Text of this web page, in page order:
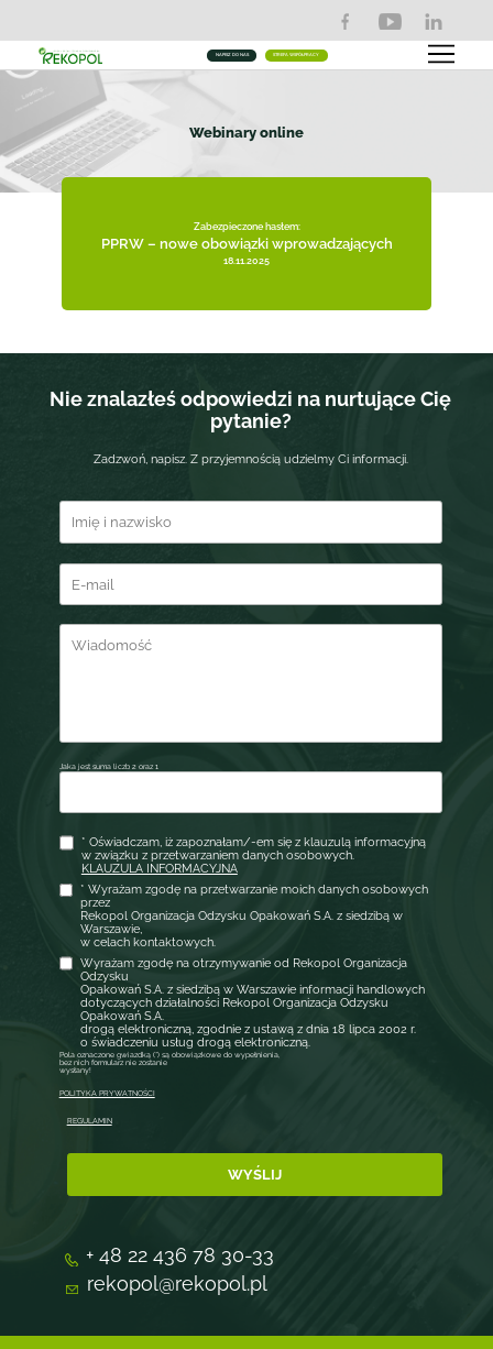
NAPISZ DO NAS STREFA WSPÓŁPRACY
Webinary online
Zabezpieczone hasłem:
PPRW – nowe obowiązki wprowadzających
18.11.2025
Nie znalazłeś odpowiedzi na nurtujące Cię
pytanie?
Zadzwoń, napisz. Z przyjemnością udzielmy Ci informacji.
Jaka jest suma liczb 2 oraz 1
* Oświadczam, iż zapoznałam/-em się z klauzulą informacyjną
w związku z przetwarzaniem danych osobowych.
KLAUZULA INFORMACYJNA
* Wyrażam zgodę na przetwarzanie moich danych osobowych
przez
Rekopol Organizacja Odzysku Opakowań S.A. z siedzibą w
Warszawie,
w celach kontaktowych.
Wyrażam zgodę na otrzymywanie od Rekopol Organizacja
Odzysku
Opakowań S.A. z siedzibą w Warszawie informacji handlowych
dotyczących działalności Rekopol Organizacja Odzysku
Opakowań S.A.
drogą elektroniczną, zgodnie z ustawą z dnia 18 lipca 2002 r.
o świadczeniu usług drogą elektroniczną.
Pola oznaczone gwiazdką (*) są obowiązkowe do wypełnienia,
bez nich formularz nie zostanie
wysłany!
POLITYKA PRYWATNOŚCI
REGULAMIN
+ 48 22 436 78 30-33
rekopol@rekopol.pl